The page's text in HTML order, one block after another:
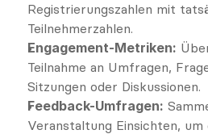
Registrierungszahlen mit
Teilnehmerzahlen.
Engagement-Metriken:
Teilnahme an Umfragen,
Sitzungen oder Diskussionen.
Feedback-Umfragen:
Veranstaltung Einsichten,